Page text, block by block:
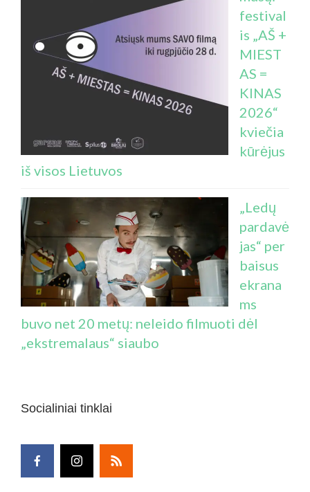
festival
is „AŠ +
MIEST
AS =
KINAS
2026“
kviečia
kūrėjus
iš visos Lietuvos
„Ledų
pardavė
jas“ per
baisus
ekrana
ms
buvo net 20 metų: neleido filmuoti dėl
„ekstremalaus“ siaubo
Socialiniai tinklai